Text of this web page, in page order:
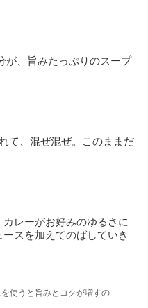
が、旨みたっぷりのスープ
て、混ぜ混ぜ。このままだ
レーがお好みのゆるさに
スを加えてのばしていき
使うと旨みとコクが増すの